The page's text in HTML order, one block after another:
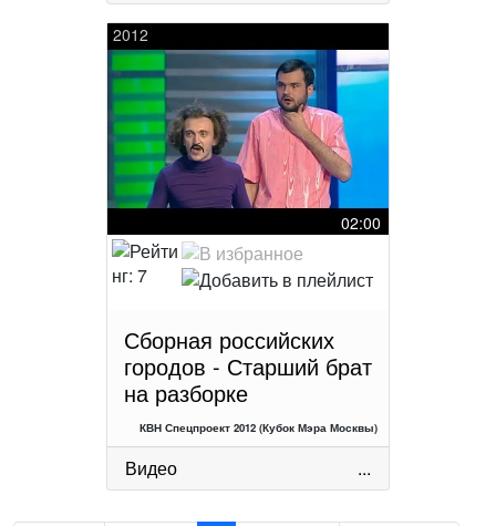
2012
02:00
Сборная российских
городов - Старший брат
на разборке
КВН Спецпроект 2012 (Кубок Мэра Москвы)
Видео ...